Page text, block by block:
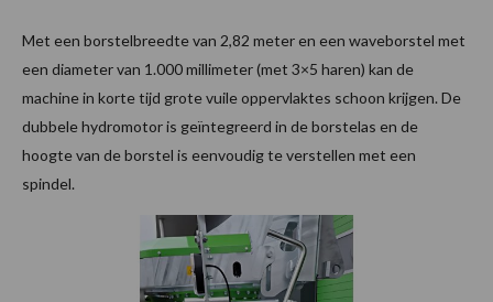
Met een borstelbreedte van 2,82 meter en een waveborstel met
een diameter van 1.000 millimeter (met 3×5 haren) kan de
machine in korte tijd grote vuile oppervlaktes schoon krijgen. De
dubbele hydromotor is geïntegreerd in de borstelas en de
hoogte van de borstel is eenvoudig te verstellen met een
spindel.